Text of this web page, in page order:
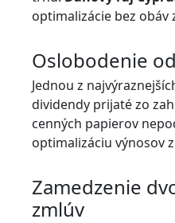
optimalizácie bez
Oslobodenie
Jednou z
dividendy prijaté zo
cenných papierov
optimalizáciu výnosov
Zamedzenie
zmlúv